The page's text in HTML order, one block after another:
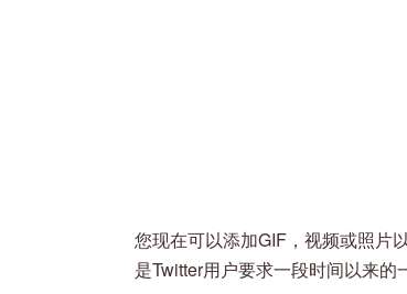
您现在可以添加GIF，视频或照片
是Twitter用户要求一段时间以来的